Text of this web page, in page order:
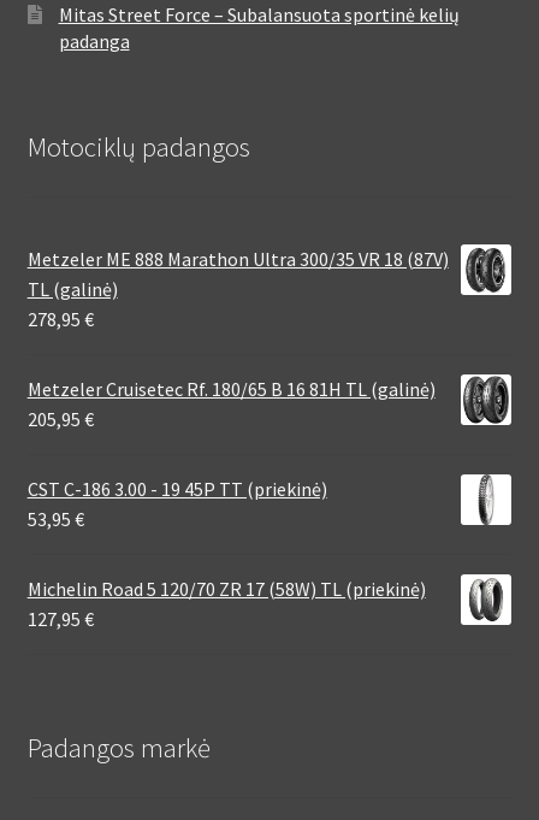
Mitas Street Force – Subalansuota sportinė kelių
padanga
Motociklų padangos
Metzeler ME 888 Marathon Ultra 300/35 VR 18 (87V)
TL (galinė)
278,95 €
Metzeler Cruisetec Rf. 180/65 B 16 81H TL (galinė)
205,95 €
CST C-186 3.00 - 19 45P TT (priekinė)
53,95 €
Michelin Road 5 120/70 ZR 17 (58W) TL (priekinė)
127,95 €
Padangos markė